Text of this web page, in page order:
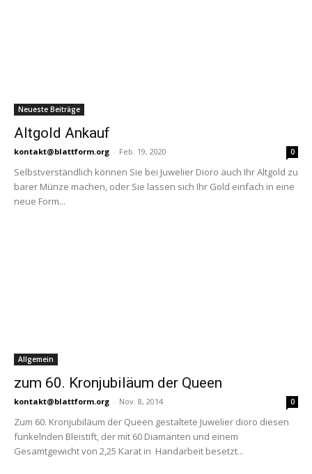
Neueste Beiträge
Altgold Ankauf
kontakt@blattform.org - Feb. 19, 2020 0
Selbstverständlich können Sie bei Juwelier Dioro auch Ihr Altgold zu
barer Münze machen, oder Sie lassen sich Ihr Gold einfach in eine
neue Form...
Allgemein
zum 60. Kronjubiläum der Queen
kontakt@blattform.org - Nov. 8, 2014 0
Zum 60. Kronjubiläum der Queen gestaltete Juwelier dioro diesen
funkelnden Bleistift, der mit 60 Diamanten und einem
Gesamtgewicht von 2,25 Karat in Handarbeit besetzt...